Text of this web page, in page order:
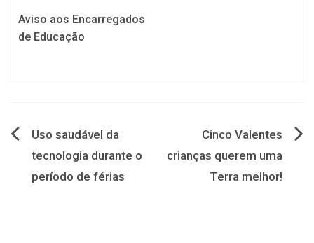
Aviso aos Encarregados
de Educação
Navegação
de
Uso saudável da
tecnologia durante o
período de férias
Cinco Valentes
crianças querem uma
Terra melhor!